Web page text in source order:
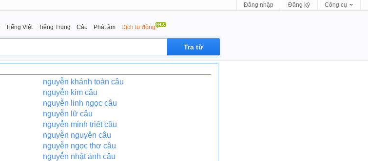
Đăng nhập Đăng ký Công cụ
Tiếng Việt Tiếng Trung Câu Phát âm Dịch tự động
nguyễn khánh toàn câu
nguyễn kim câu
nguyễn linh ngọc câu
nguyễn lữ câu
nguyễn minh triết câu
nguyễn nguyên câu
nguyễn ngọc thơ câu
nguyễn nhật ánh câu